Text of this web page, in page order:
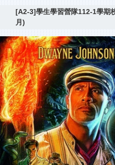
[A2-3]學生學習營隊112-1學期
月)